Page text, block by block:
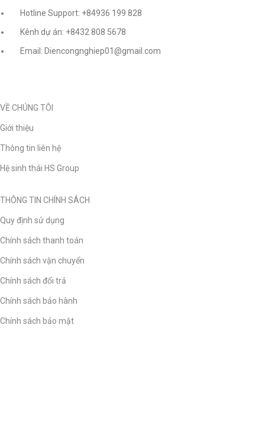
Hotline Support: +84936 199 828
Kênh dự án: +8432 808 5678
Email: Diencongnghiep01@gmail.com
VỀ CHÚNG TÔI
Giới thiệu
Thông tin liên hệ
Hệ sinh thái HS Group
THÔNG TIN CHÍNH SÁCH
Quy định sử dụng
Chính sách thanh toán
Chính sách vận chuyển
Chính sách đổi trả
Chính sách bảo hành
Chính sách bảo mật